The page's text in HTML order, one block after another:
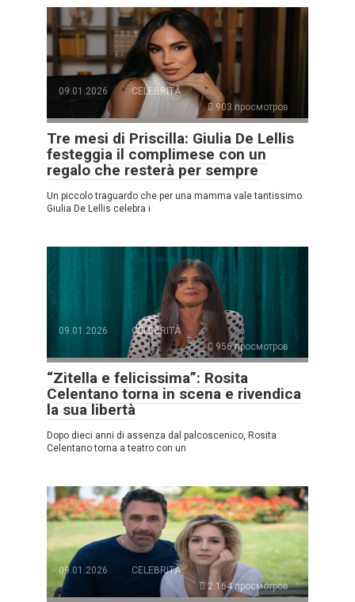
09.01.2026
CELEBRITÀ
903 просмотров
Tre mesi di Priscilla: Giulia De Lellis
festeggia il complimese con un
regalo che resterà per sempre
Un piccolo traguardo che per una mamma vale tantissimo.
Giulia De Lellis celebra i
09.01.2026
CELEBRITÀ
956 просмотров
“Zitella e felicissima”: Rosita
Celentano torna in scena e rivendica
la sua libertà
Dopo dieci anni di assenza dal palcoscenico, Rosita
Celentano torna a teatro con un
09.01.2026
CELEBRITÀ
2.164 просмотров